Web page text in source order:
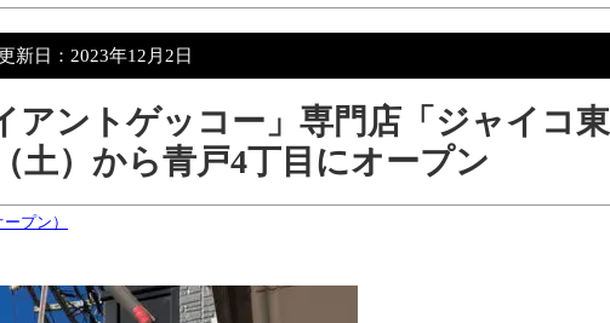
新日： 2023年12月2日
アントゲッコー」専門店「ジャイコ東
土）から青戸4丁目にオープン
プン）